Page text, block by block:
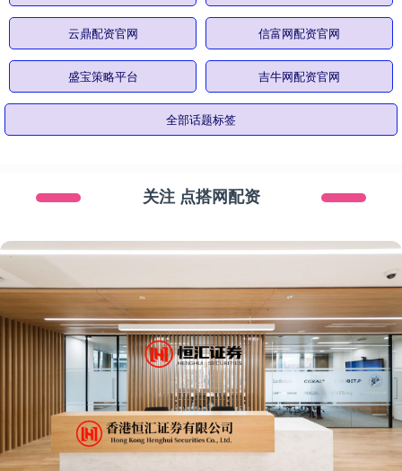
云鼎配资官网 信富网配资官网
盛宝策略平台 吉牛网配资官网
全部话题标签
关注 点搭网配资